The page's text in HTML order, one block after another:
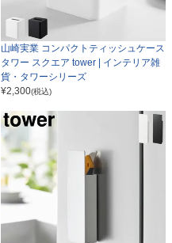
山崎実業 コンパクトティッシュケース
タワー スクエア tower | インテリア雑
貨・タワーシリーズ
¥2,300(税込)